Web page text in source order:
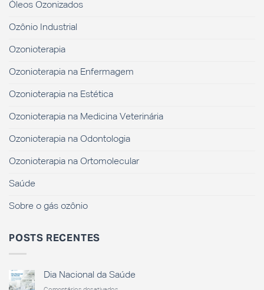
Óleos Ozonizados
Ozônio Industrial
Ozonioterapia
Ozonioterapia na Enfermagem
Ozonioterapia na Estética
Ozonioterapia na Medicina Veterinária
Ozonioterapia na Odontologia
Ozonioterapia na Ortomolecular
Saúde
Sobre o gás ozônio
POSTS RECENTES
Dia Nacional da Saúde